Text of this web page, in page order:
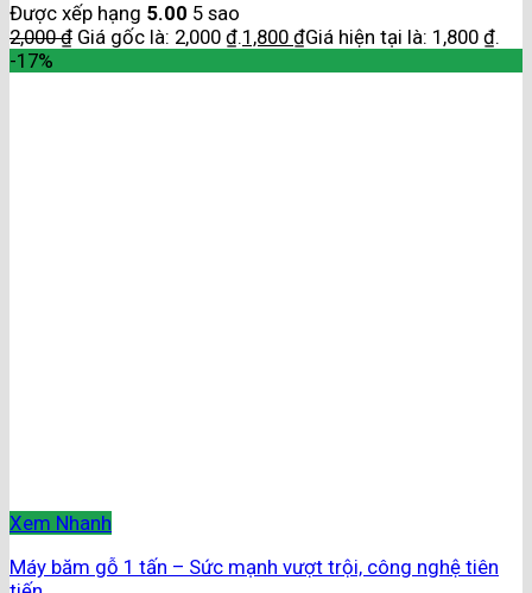
Được xếp hạng 5.00 5 sao
2,000₫ Giá gốc là: 2,000 ₫.1,800 ₫Giá hiện tại là: 1,800 ₫.
-17%
Xem Nhanh
Máy băm gỗ 1 tấn – Sức mạnh vượt trội, công nghệ tiên